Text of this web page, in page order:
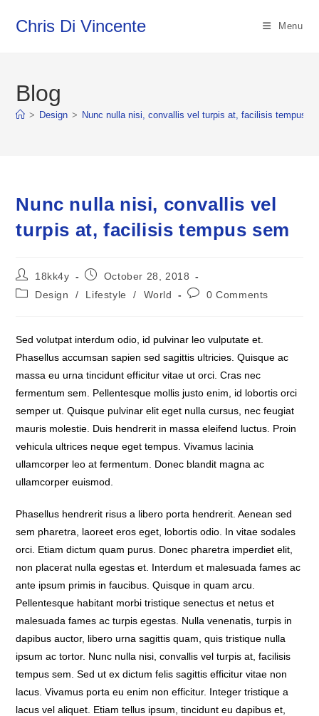
Chris Di Vincente Menu
Blog
> Design > Nunc nulla nisi, convallis vel turpis at, facilisis tempus
Nunc nulla nisi, convallis vel
turpis at, facilisis tempus sem
Post
author:
18kk4y
PostOctober 28, 2018
PostDesign / Lifestyle / World
Post0 Comments
Sed volutpat interdum odio, id pulvinar leo vulputate et.
Phasellus accumsan sapien sed sagittis ultricies. Quisque ac
massa eu urna tincidunt efficitur vitae ut orci. Cras nec
fermentum sem. Pellentesque mollis justo enim, id lobortis orci
semper ut. Quisque pulvinar elit eget nulla cursus, nec feugiat
mauris molestie. Duis hendrerit in massa eleifend luctus. Proin
vehicula ultrices neque eget tempus. Vivamus lacinia
ullamcorper leo at fermentum. Donec blandit magna ac
ullamcorper euismod.
Phasellus hendrerit risus a libero porta hendrerit. Aenean sed
sem pharetra, laoreet eros eget, lobortis odio. In vitae sodales
orci. Etiam dictum quam purus. Donec pharetra imperdiet elit,
non placerat nulla egestas et. Interdum et malesuada fames ac
ante ipsum primis in faucibus. Quisque in quam arcu.
Pellentesque habitant morbi tristique senectus et netus et
malesuada fames ac turpis egestas. Nulla venenatis, turpis in
dapibus auctor, libero urna sagittis quam, quis tristique nulla
ipsum ac tortor. Nunc nulla nisi, convallis vel turpis at, facilisis
tempus sem. Sed ut ex dictum felis sagittis efficitur vitae non
lacus. Vivamus porta eu enim non efficitur. Integer tristique a
lacus vel aliquet. Etiam tellus ipsum, tincidunt eu dapibus et,